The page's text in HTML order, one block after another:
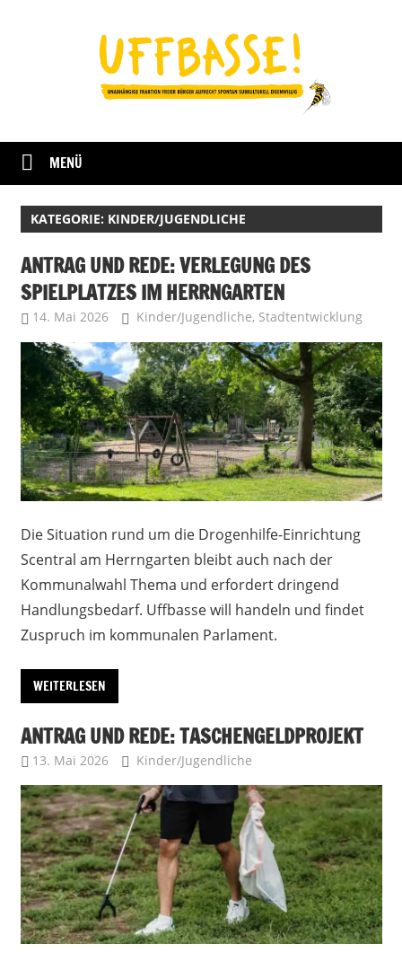
UFFBASSE!
Darmstadt
MENÜ
KATEGORIE: KINDER/JUGENDLICHE
ANTRAG UND REDE: VERLEGUNG DES
SPIELPLATZES IM HERRNGARTEN
14. Mai 2026 Soeren
Kinder/Jugendliche, Stadtentwicklung
Die Situation rund um die Drogenhilfe-Einrichtung
Scentral am Herrngarten bleibt auch nach der
Kommunalwahl Thema und erfordert dringend
Handlungsbedarf. Uffbasse will handeln und findet
Zuspruch im kommunalen Parlament.
WEITERLESEN
ANTRAG UND REDE: TASCHENGELDPROJEKT
13. Mai 2026 Uffbasse
Kinder/Jugendliche